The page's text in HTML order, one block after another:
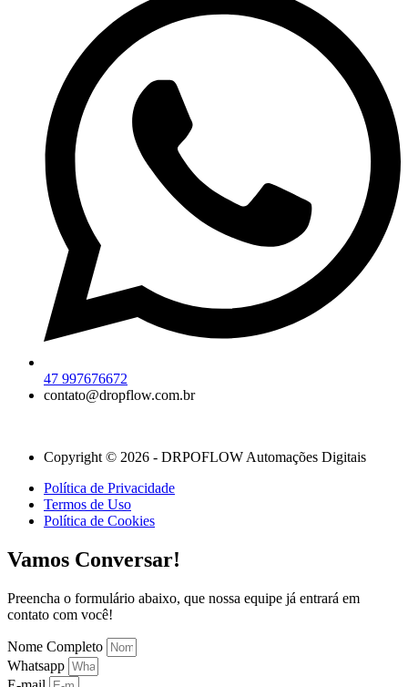
47 997676672
contato@dropflow.com.br
Copyright © 2026 - DRPOFLOW Automações Digitais
Política de Privacidade
Termos de Uso
Política de Cookies
Vamos Conversar!
Preencha o formulário abaixo, que nossa equipe já entrará em
contato com você!
Nome Completo
Whatsapp